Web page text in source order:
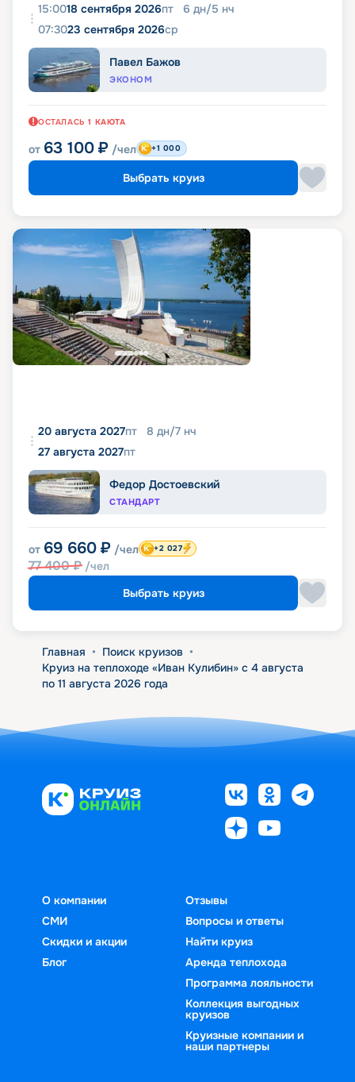
15:0018 сентября 2026пт 6 дн/5 нч
07:3023 сентября 2026ср
Павел Бажов
ЭКОНОМ
ОСТАЛАСЬ 1 КАЮТА
от 63 100 ₽ /чел +1 000
Выбрать круиз
20 августа 2027пт 8 дн/7 нч
27 августа 2027пт
Федор Достоевский
СТАНДАРТ
от 69 660 ₽ /чел
77 400₽ /чел
+2 027
Выбрать круиз
Главная • Поиск круизов •
Круиз на теплоходе «Иван Кулибин» с 4 августа
по 11 августа 2026 года
О компании
СМИ
Скидки и акции
Блог
Отзывы
Вопросы и ответы
Найти круиз
Аренда теплохода
Программа лояльности
Коллекция выгодных
круизов
Круизные компании и
наши партнеры